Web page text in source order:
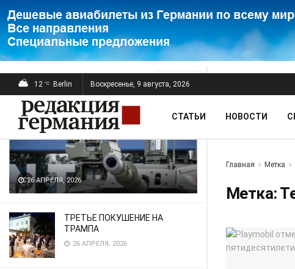
ПОСЛЕДНИЕ
26 АПРЕЛЯ, 2026
ТРЕТЬЕ ПОКУШЕНИЕ НА
ТРАМПА
26 АПРЕЛЯ, 2026
12 °C Berlin Воскресенье, 9 августа, 2026
СТАТЬИ НОВОСТИ
Главная Метка
Метка: